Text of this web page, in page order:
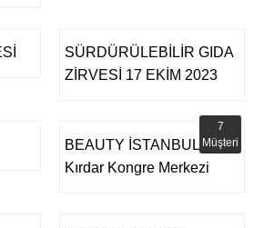
SÜRDÜRÜLEBİLİR GIDA
ZİRVESİ 17 EKİM 2023
BEAUTY İSTANBUL Lütfi
Kırdar Kongre Merkezi
7
Müşteri